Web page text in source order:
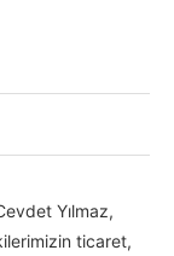
Yılmaz,
ticaret,